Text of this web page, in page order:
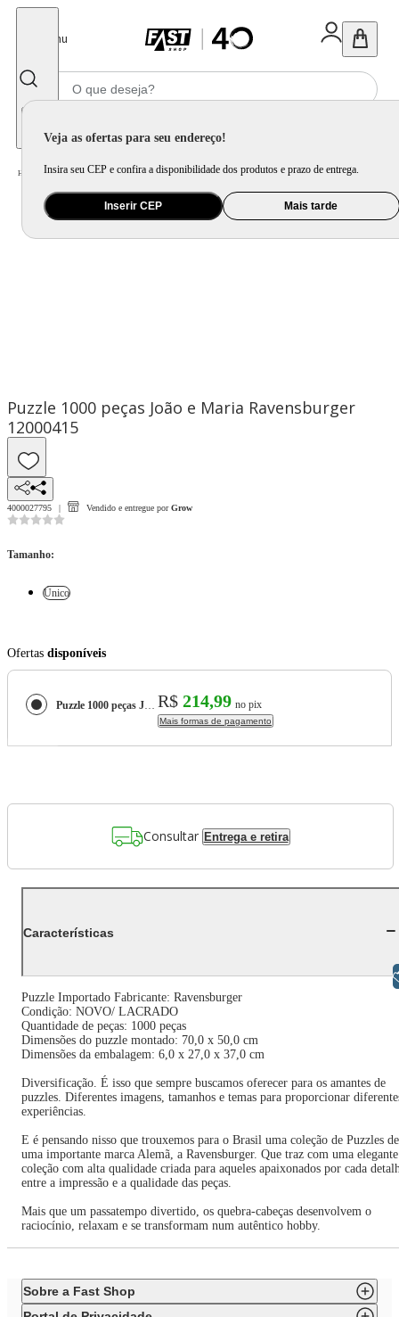
Menu
Veja as ofertas para seu endereço!
Insira seu CEP e confira a disponibilidade dos produtos e prazo de entrega.
Inserir CEP Mais tarde
Home Brinquedo e Colecionável / Jogo e Quebra-Cabeça
Puzzle 1000 peças João e Maria Ravensburger
12000415
4000027795 Vendido e entregue por Grow
Tamanho:
Único
Ofertas disponíveis
Puzzle 1000 peças João e Maria Ravensburger 12000415 R$ 214,99 no pix
Mais formas de pagamento
Consultar Entrega e retira
Características
Puzzle Importado Fabricante: Ravensburger
Condição: NOVO/ LACRADO
Quantidade de peças: 1000 peças
Dimensões do puzzle montado: 70,0 x 50,0 cm
Dimensões da embalagem: 6,0 x 27,0 x 37,0 cm
Diversificação. É isso que sempre buscamos oferecer para os amantes de
puzzles. Diferentes imagens, tamanhos e temas para proporcionar
experiências.
E é pensando nisso que trouxemos para o Brasil uma coleção de Puzzles de
uma importante marca Alemã, a Ravensburger. Que traz com uma elegante
coleção com alta qualidade criada para aqueles apaixonados por cada
entre a impressão e a qualidade das peças.
Mais que um passatempo divertido, os quebra-cabeças desenvolvem o
raciocínio, relaxam e se transformam num autêntico hobby.
Sobre a Fast Shop
Libras